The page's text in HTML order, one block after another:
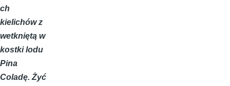
ch
kielichów z
wetkniętą w
kostki lodu
Pina
Coladę. Żyć